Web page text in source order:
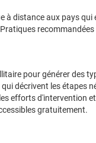
à distance aux pays
recommandées
pour générer des
décrivent les
efforts
gratuitement.